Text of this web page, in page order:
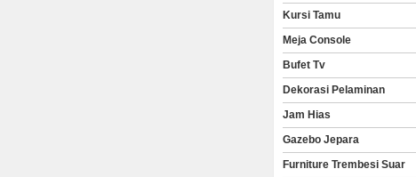
Kursi Tamu
Meja Console
Bufet Tv
Dekorasi Pelaminan
Jam Hias
Gazebo Jepara
Furniture Trembesi Suar